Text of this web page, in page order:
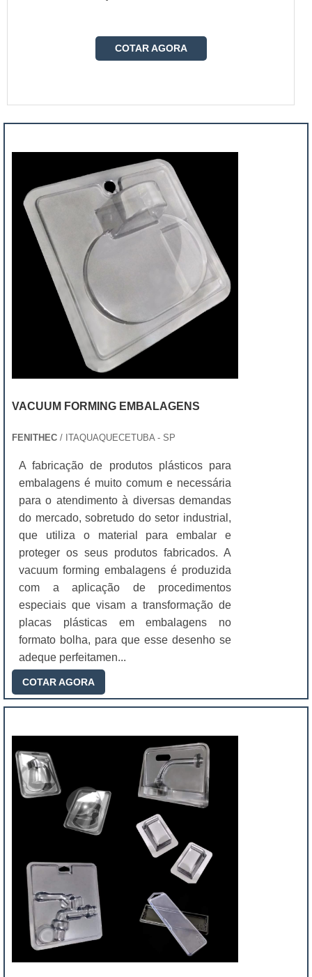
COTAR AGORA
VACUUM FORMING EMBALAGENS
FENITHEC / ITAQUAQUECETUBA - SP
A fabricação de produtos plásticos para
embalagens é muito comum e necessária
para o atendimento à diversas demandas
do mercado, sobretudo do setor industrial,
que utiliza o material para embalar e
proteger os seus produtos fabricados. A
vacuum forming embalagens é produzida
com a aplicação de procedimentos
especiais que visam a transformação de
placas plásticas em embalagens no
formato bolha, para que esse desenho se
adeque perfeitamen...
COTAR AGORA